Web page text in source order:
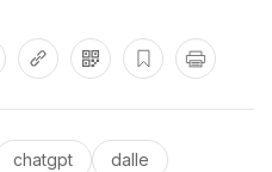
chatgpt dalle